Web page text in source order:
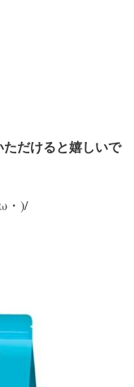
だけると嬉しいで
・)/